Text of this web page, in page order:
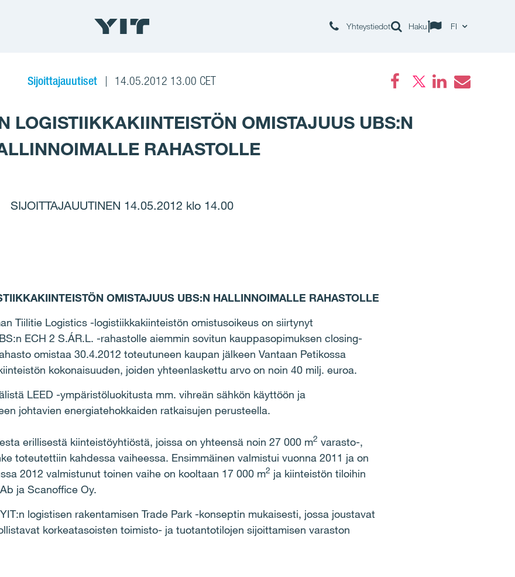
Yhteystiedot Haku FI
Sijoittajauutiset 14.05.2012 13.00 CET
LOGISTIIKKAKIINTEISTÖN OMISTAJUUS UBS:N
RAHASTOLLE
SIJOITTAJAUUTINEN 14.05.2012 klo 14.00
OMISTAJUUS UBS:N HALLINNOIMALLE RAHASTOLLE
Tiilitie Logistics -logistiikkakiinteistön omistusoikeus on siirtynyt
ECH 2 S.ÁR.L. -rahastolle aiemmin sovitun kauppasopimuksen closing-
omistaa 30.4.2012 toteutuneen kaupan jälkeen Vantaan Petikossa
kokonaisuuden, joiden yhteenlaskettu arvo on noin 40 milj. euroa.
LEED -ympäristöluokitusta mm. vihreän sähkön käyttöön ja
johtavien energiatehokkaiden ratkaisujen perusteella.
erillisestä kiinteistöyhtiöstä, joissa on yhteensä noin 27 000 m2 varasto-,
toteutettiin kahdessa vaiheessa. Ensimmäinen valmistui vuonna 2011 ja on
2012 valmistunut toinen vaihe on kooltaan 17 000 m2 ja kiinteistön tiloihin
ja Scanoffice Oy.
logistisen rakentamisen Trade Park -konseptin mukaisesti, jossa joustavat
korkeatasoisten toimisto- ja tuotantotilojen sijoittamisen varaston